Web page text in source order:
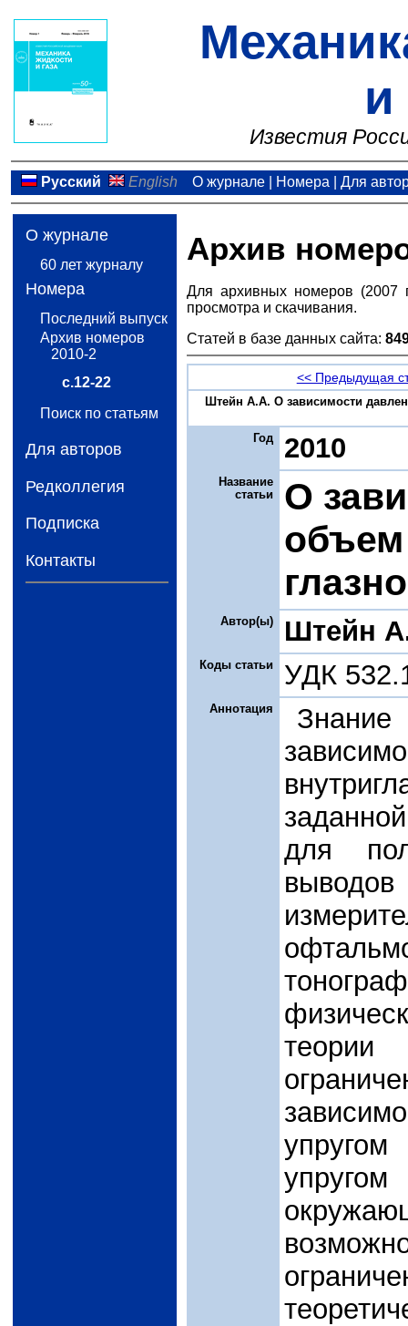
и
Известия
Русский English О журнале| Номера Для
О журнале
60 лет журналу
Номера
Последний выпуск
Архив номеров
2010-2
с.12-22
Поиск по статьям
Для авторов
Редколлегия
Подписка
Контакты
Архив
Для архивных номеров (2007
просмотра и скачивания.
Статей в базе данных сайта:
<< Предыдущая
Штейн A.А. О зависимости
Год 2010
Название
статьи
О
объем
Автор(ы) Штейн
Коды статьи УДК
Аннотация
для
теории